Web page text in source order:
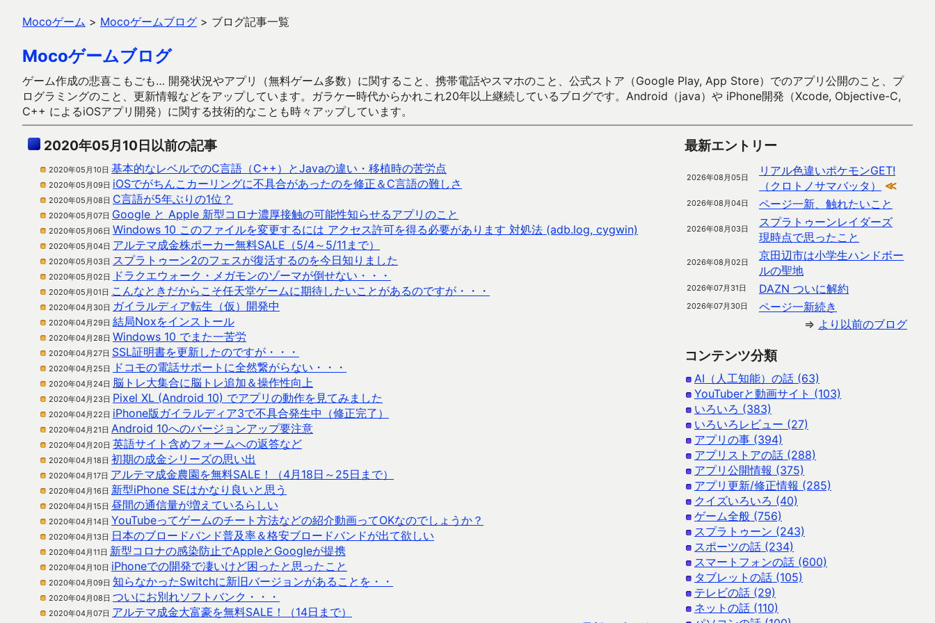
Mocoゲーム > Mocoゲームブログ > ブログ記事一覧
Mocoゲームブログ
ゲーム作成の悲喜こもごも… 開発状況やアプリ（無料ゲーム多数）に関すること、携帯電話やスマホのこと、公式ストア（Google Play, App Store）でのアプリ公開のこと、プ
ログラミングのこと、更新情報などをアップしています。ガラケー時代からかれこれ20年以上継続しているブログです。Android（java）や iPhone開発（Xcode, Objective-C,
C++ によるiOSアプリ開発）に関する技術的なことも時々アップしています。
2020年05月10日以前の記事
2020年05月10日 基本的なレベルでのC言語（C++）とJavaの違い・移植時の苦労点
2020年05月09日 iOSでがちんこカーリングに不具合があったのを修正＆C言語の難しさ
2020年05月08日 C言語が5年ぶりの1位？
2020年05月07日 Google と Apple 新型コロナ濃厚接触の可能性知らせるアプリのこと
2020年05月06日 Windows 10 このファイルを変更するには アクセス許可を得る必要があります 対処法 (adb.log, cygwin)
2020年05月04日 アルテマ成金株ポーカー無料SALE（5/4～5/11まで）
2020年05月03日 スプラトゥーン2のフェスが復活するのを今日知りました
2020年05月02日 ドラクエウォーク・メガモンのゾーマが倒せない・・・
2020年05月01日 こんなときだからこそ任天堂ゲームに期待したいことがあるのですが・・・
2020年04月30日 ガイラルディア転生（仮）開発中
2020年04月29日 結局Noxをインストール
2020年04月28日 Windows 10 でまた一苦労
2020年04月27日 SSL証明書を更新したのですが・・・
2020年04月25日 ドコモの電話サポートに全然繋がらない・・・
2020年04月24日 脳トレ大集合に脳トレ追加＆操作性向上
2020年04月23日 Pixel XL (Android 10) でアプリの動作を見てみました
2020年04月22日 iPhone版ガイラルディア3で不具合発生中（修正完了）
2020年04月21日 Android 10へのバージョンアップ要注意
2020年04月20日 英語サイト含めフォームへの返答など
2020年04月18日 初期の成金シリーズの思い出
2020年04月17日 アルテマ成金農園を無料SALE！（4月18日～25日まで）
2020年04月16日 新型iPhone SEはかなり良いと思う
2020年04月15日 昼間の通信量が増えているらしい
2020年04月14日 YouTubeってゲームのチート方法などの紹介動画ってOKなのでしょうか？
2020年04月13日 日本のブロードバンド普及率＆格安ブロードバンドが出て欲しい
2020年04月11日 新型コロナの感染防止でAppleとGoogleが提携
2020年04月10日 iPhoneでの開発で凄いけど困ったと思ったこと
2020年04月09日 知らなかったSwitchに新旧バージョンがあることを・・
2020年04月08日 ついにお別れソフトバンク・・・
2020年04月07日 アルテマ成金大富豪を無料SALE！（14日まで）
最新エントリー
2026年08月05日
リアル色違いポケモンGET!
（クロトノサマバッタ）
≪
2026年08月04日 ページ一新、触れたいこと
2026年08月03日
スプラトゥーンレイダーズ
現時点で思ったこと
2026年08月02日
京田辺市は小学生ハンドボー
ルの聖地
2026年07月31日 DAZN ついに解約
2026年07月30日
ページ一新続き
⇒ より以前のブログ
コンテンツ分類
AI（人工知能）の話 (63)
YouTuberと動画サイト (103)
いろいろ (383)
いろいろレビュー (27)
アプリの事 (394)
アプリストアの話 (288)
アプリ公開情報 (375)
アプリ更新/修正情報 (285)
クイズいろいろ (40)
ゲーム全般 (756)
スプラトゥーン (243)
スポーツの話 (234)
スマートフォンの話 (600)
タブレットの話 (105)
テレビの話 (29)
ネットの話 (110)